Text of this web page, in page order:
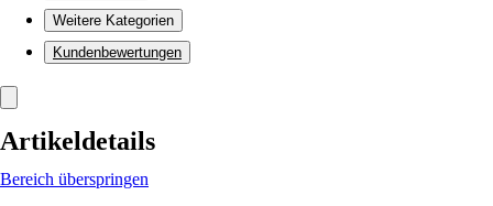
Weitere Kategorien
Kundenbewertungen
Artikeldetails
Bereich überspringen